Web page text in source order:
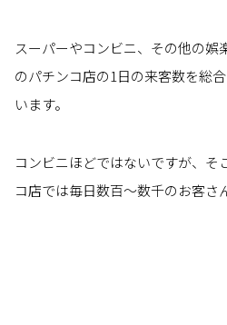
スーパーやコンビニ、その他の娯
のパチンコ店の1日の来客数を総
います。
コンビニほどではないですが、そ
コ店では毎日数百～数千のお客さ